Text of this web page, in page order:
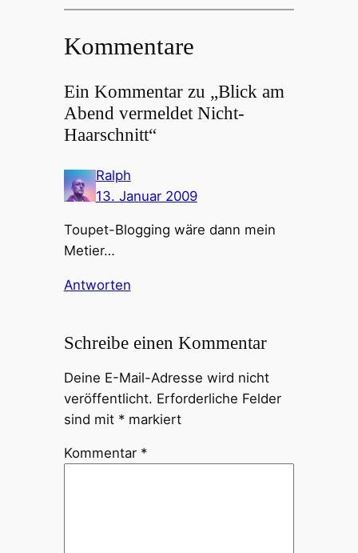
Kommentare
Ein Kommentar zu „Blick am
Abend vermeldet Nicht-
Haarschnitt“
Ralph
13. Januar 2009
Toupet-Blogging wäre dann mein
Metier…
Antworten
Schreibe einen Kommentar
Deine E-Mail-Adresse wird nicht
veröffentlicht. Erforderliche Felder
sind mit *markiert
Kommentar *